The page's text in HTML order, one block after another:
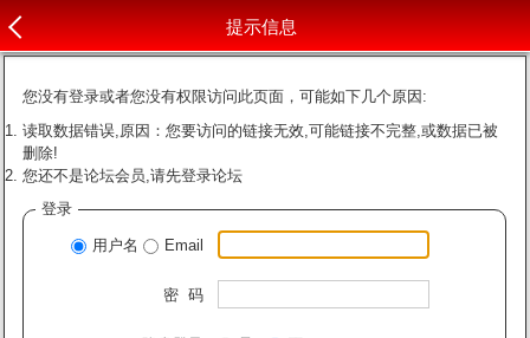
提示信息
您没有登录或者您没有权限访问此页面，可能如下几个原因:
读取数据错误,原因：您要访问的链接无效,可能链接不完整,或数据已被
删除!
您还不是论坛会员,请先登录论坛
登录
用户名 Email
密 码